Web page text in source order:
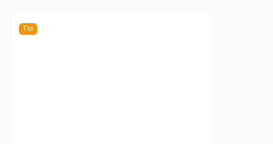
Tip